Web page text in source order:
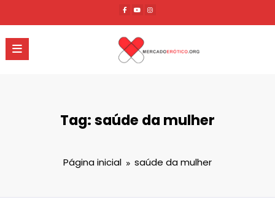
o
conteúdo
Tag: saúde da mulher
Página inicial saúde da mulher